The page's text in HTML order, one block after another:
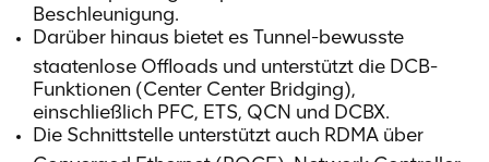
Beschleunigung.
Darüber hinaus bietet es Tunnel-bewusste
staatenlose Offloads und unterstützt die DCB-
Funktionen (Center Center Bridging),
einschließlich PFC, ETS, QCN und DCBX.
Die Schnittstelle unterstützt auch RDMA über